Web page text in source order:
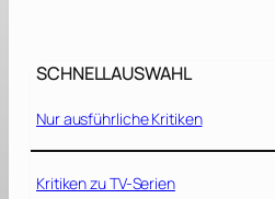
c
e
G
e
SCHNELLAUSWAHL
Nur ausführliche Kritiken
Kritiken zu TV-Serien